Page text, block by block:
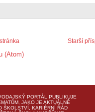
Starší
(Atom)
PORTÁL PUBLIKUJE
JAKO JE AKTUÁLNĚ
ŠKOLSTVÍ, KARIÉRNÍ ŘÁD